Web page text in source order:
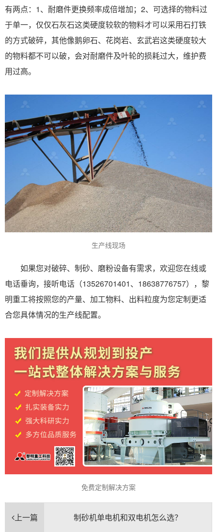
有两点：1、耐磨件更换频率成倍增加；2、可选择的物料过
于单一，仅仅石灰石这类硬度较软的物料才可以采用石打铁
的方式破碎，其他像鹅卵石、花岗岩、玄武岩这类硬度较大
的物料都不可以破，会对耐磨件及叶轮的损耗过大，维护费
用过高。
生产线现场
如果您对破碎、制砂、磨粉设备有需求，欢迎您在线或
电话垂询，接听电话（13526701401、18638776757），黎
明重工将按照您的产量、加工物料、出料粒度为您定制更适
合您具体情况的生产线配置。
免费定制解决方案
上一篇 制砂机单电机和双电机怎么选？